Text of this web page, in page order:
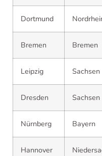
Dortmund
Bremen Bremen
Leipzig Sachsen
Dresden Sachsen
Nürnberg Bayern
Hannover